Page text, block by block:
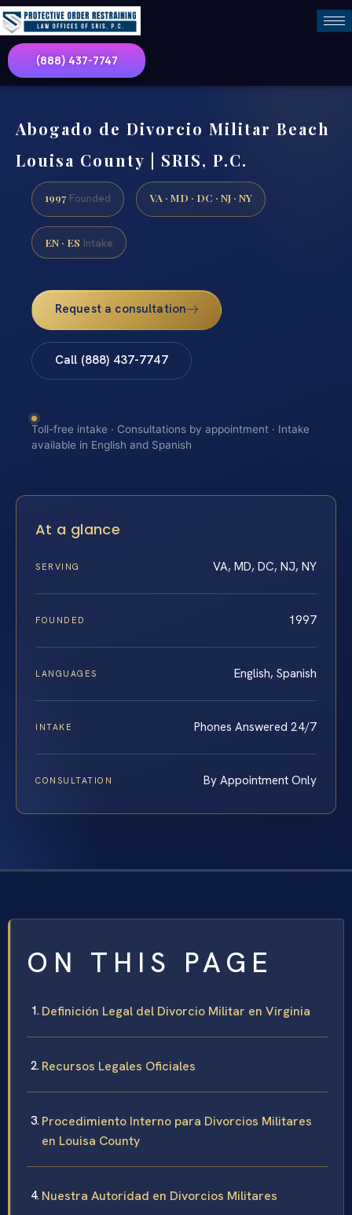
(888) 437-7747
Abogado de Divorcio Militar Beach
Louisa County | SRIS, P.C.
1997 Founded VA · MD · DC · NJ · NY
EN · ES Intake
Request a consultation
Call (888) 437-7747
Toll-free intake · Consultations by appointment · Intake
available in English and Spanish
At a glance
SERVING VA, MD, DC, NJ, NY
FOUNDED 1997
LANGUAGES English, Spanish
INTAKE Phones Answered 24/7
CONSULTATION By Appointment Only
ON THIS PAGE
Definición Legal del Divorcio Militar en Virginia
Recursos Legales Oficiales
Procedimiento Interno para Divorcios Militares
en Louisa County
Nuestra Autoridad en Divorcios Militares